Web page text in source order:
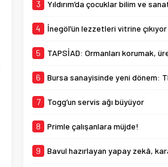
3 Yıldırım’da çocuklar bilim ve sanatla
4 İnegöl’ün lezzetleri vitrine çıkıyor
5 TAPSİAD: Ormanları korumak, üretim gücünü
6 Bursa sanayisinde yeni dönem: TEKNOSAB KOBİ OSB
7 Togg’un servis ağı büyüyor
8 Primle çalışanlara müjde!
9 Bavul hazırlayan yapay zekâ, kararı